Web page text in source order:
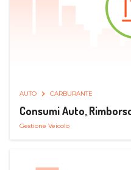
AUTO CARBURANTE
Consumi Auto,
Gestione Veicolo